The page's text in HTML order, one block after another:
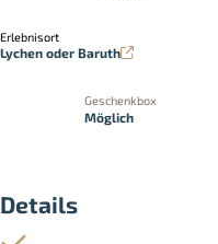
Erlebnisort
Lychen oder Baruth
Geschenkbox
Möglich
Details